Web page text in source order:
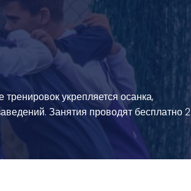
укрепляется осанка,
Занятия проводят бесплатно 2